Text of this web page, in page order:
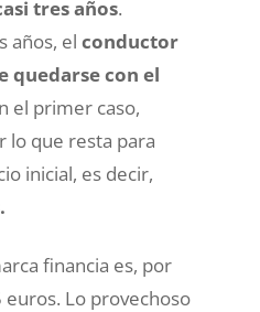
tres años.
años, el conductor
quedarse con el
el primer caso,
lo que resta para
inicial, es decir,
financia es, por
Lo provechoso